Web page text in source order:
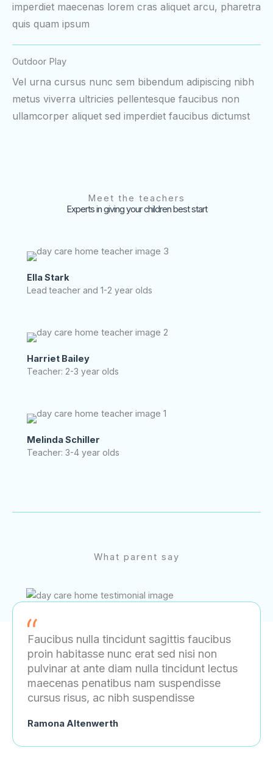
imperdiet maecenas lorem cras aliquet arcu, pharetra
quis quam ipsum
Outdoor Play
Vel urna cursus nunc sem bibendum adipiscing nibh
metus viverra ultricies pellentesque faucibus non
ullamcorper aliquet sed imperdiet faucibus dictumst
Meet the teachers
Experts in giving your children best start
Ella Stark
Lead teacher and 1-2 year olds
Harriet Bailey
Teacher: 2-3 year olds
Melinda Schiller
Teacher: 3-4 year olds
What parent say
Faucibus nulla tincidunt sagittis faucibus
proin habitasse nunc erat sed nisi non
pulvinar at ante diam nulla tincidunt lectus
maecenas penatibus nam suspendisse
cursus risus, ac nibh suspendisse
Ramona Altenwerth